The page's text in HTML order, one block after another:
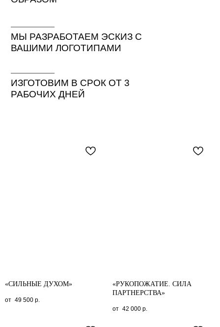
МЫ РАЗРАБОТАЕМ ЭСКИЗ С
ВАШИМИ ЛОГОТИПАМИ
ИЗГОТОВИМ В СРОК ОТ 3
РАБОЧИХ ДНЕЙ
«СИЛЬНЫЕ ДУХОМ»
49 500 р.
«РУКОПОЖАТИЕ. СИЛА
ПАРТНЕРСТВА»
42 000 р.